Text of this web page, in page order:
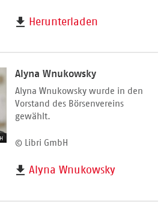
Herunterladen
Alyna Wnukowsky
Alyna Wnukowsky wurde in den
Vorstand des Börsenvereins
gewählt.
© Libri GmbH
Alyna Wnukowsky